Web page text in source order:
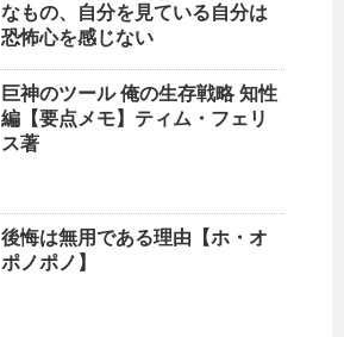
なもの、自分を見ている自分は
恐怖心を感じない
巨神のツール 俺の生存戦略 知性
編【要点メモ】ティム・フェリ
ス著
後悔は無用である理由【ホ・オ
ポノポノ】